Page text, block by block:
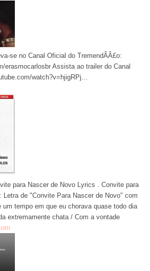
se no Canal Oficial do TremendÃÂ£o:
erasmocarlosbr Assista ao trailer do Canal
watch?v=hjigRPj...
para Nascer de Novo Lyrics . Convite para
Letra de "Convite Para Nascer de Novo" com
um tempo em que eu chorava quase todo dia
extremamente chata / Com a vontade